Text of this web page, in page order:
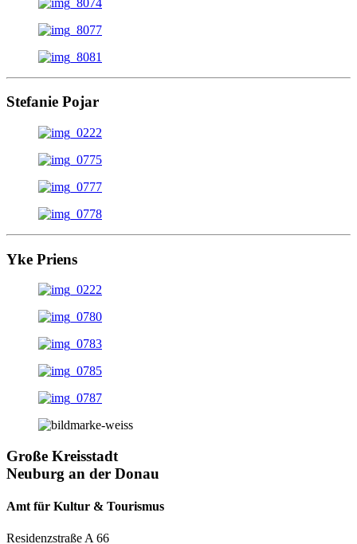
Stefanie Pojar
Yke Priens
Große Kreisstadt
Neuburg an der Donau
Amt für Kultur & Tourismus
Residenzstraße A 66